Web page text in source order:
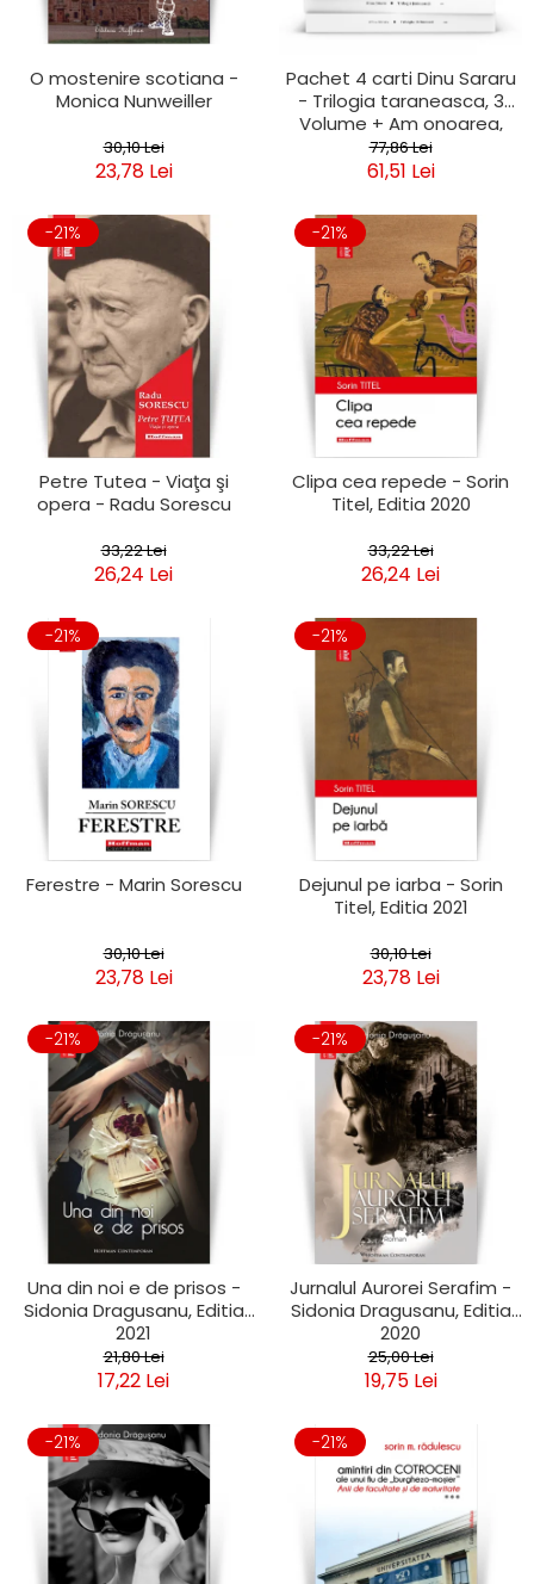
O mostenire scotiana -
Monica Nunweiller
30,10 Lei
23,78 Lei
Pachet 4 carti Dinu Sararu
- Trilogia taraneasca, 3
Volume + Am onoarea,
domnule colonel!
77,86 Lei
61,51 Lei
-21%
Petre Tutea - Viaţa şi
opera - Radu Sorescu
33,22 Lei
26,24 Lei
-21%
Clipa cea repede - Sorin
Titel, Editia 2020
33,22 Lei
26,24 Lei
-21%
Ferestre - Marin Sorescu
30,10 Lei
23,78 Lei
-21%
Dejunul pe iarba - Sorin
Titel, Editia 2021
30,10 Lei
23,78 Lei
-21%
Una din noi e de prisos -
Sidonia Dragusanu, Editia
2021
21,80 Lei
17,22 Lei
-21%
Jurnalul Aurorei Serafim -
Sidonia Dragusanu, Editia
2020
25,00 Lei
19,75 Lei
-21% -21%